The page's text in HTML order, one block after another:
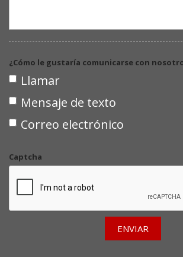
¿Cómo le gustaría comunicarse con
Llamar
Mensaje de texto
Correo electrónico
Captcha
ENVIAR